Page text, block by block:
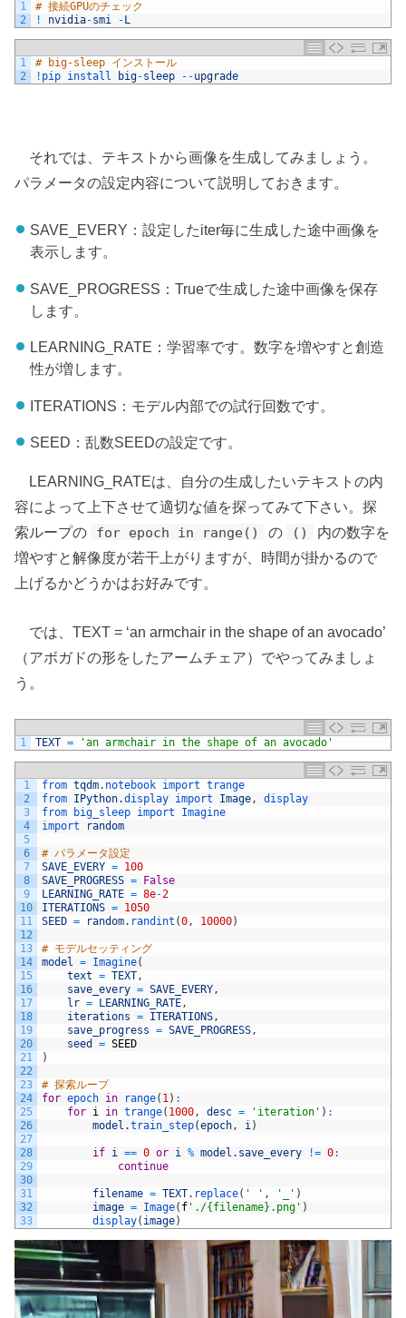
1
2
# 接続GPUのチェック
!
nvidia-smi -L
1
2
# big-sleep インストール
! pip install big-sleep --upgrade
それでは、テキストから画像を生成してみましょう。
パラメータの設定内容について説明しておきます。
SAVE_EVERY：設定したiter毎に生成した途中画像を
表示します。
SAVE_PROGRESS：Trueで生成した途中画像を保存
します。
LEARNING_RATE：学習率です。数字を増やすと創造
性が増します。
ITERATIONS：モデル内部での試行回数です。
SEED：乱数SEEDの設定です。
LEARNING_RATEは、自分の生成したいテキストの内
容によって上下させて適切な値を探ってみて下さい。探
索ループの
for epoch in range() の ()
内の数字を
増やすと解像度が若干上がりますが、時間が掛かるので
上げるかどうかはお好みです。
では、TEXT = ‘an armchair in the shape of an avocado’
（アボガドの形をしたアームチェア）でやってみましょ
う。
1 TEXT = 'an armchair in the shape of an avocado'
1
2
3
4
5
6
7
8
9
10
11
12
13
14
15
16
17
18
19
20
21
22
23
24
25
26
27
28
29
30
31
32
33
from tqdm. notebook import trange
from IPython.display import Image,
display
from
big_sleep import Imagine
import
random
# パラメータ設定
SAVE_EVERY = 100
SAVE_PROGRESS =
False
LEARNING_RATE = 8e-2
ITERATIONS = 1050
SEED = random. randint (0, 10000)
# モデルセッティング
model
= Imagine(
text
= TEXT,
save_every = SAVE_EVERY,
lr = LEARNING_RATE,
iterations
= ITERATIONS,
save_progress
= SAVE_PROGRESS,
seed
= SEED
)
# 探索ループ
for epoch in range( 1) :
for i in trange( 1000, desc = 'iteration' ) :
model .train_step(epoch, i)
if i == 0 or i % model . save_every != 0:
continue
filename = TEXT. replace( ' ' , '_' )
image = Image( f './{filename}.png' )
display( image)